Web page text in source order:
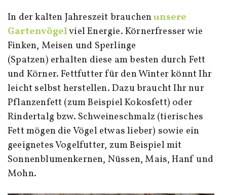
In der kalten Jahreszeit brauchenunsere
Gartenvögelviel Energie. Körnerfresser wie
Finken, Meisen und Sperlinge
(Spatzen) erhalten diese am besten durch Fett
und Körner. Fettfutter für den Winter könnt Ihr
leicht selbst herstellen. Dazu braucht Ihr nur
Pflanzenfett (zum Beispiel Kokosfett) oder
Rindertalg bzw. Schweineschmalz (tierisches
Fett mögen die Vögel etwas lieber) sowie ein
geeignetes Vogelfutter, zum Beispiel mit
Sonnenblumenkernen, Nüssen, Mais, Hanf und
Mohn.